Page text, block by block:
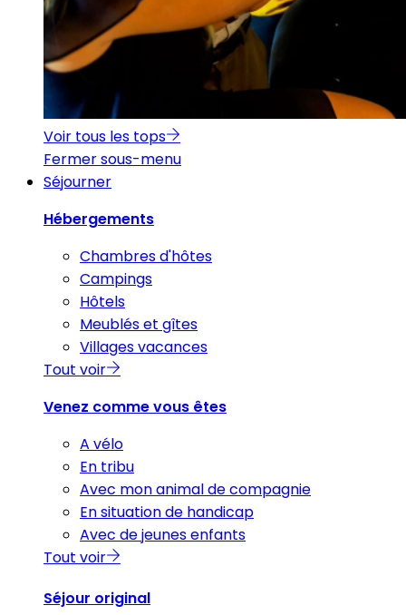
Voir tous les tops
Fermer sous-menu
Séjourner
Hébergements
Chambres d'hôtes
Campings
Hôtels
Meublés et gîtes
Villages vacances
Tout voir
Venez comme vous êtes
A vélo
En tribu
Avec mon animal de compagnie
En situation de handicap
Avec de jeunes enfants
Tout voir
Séjour original